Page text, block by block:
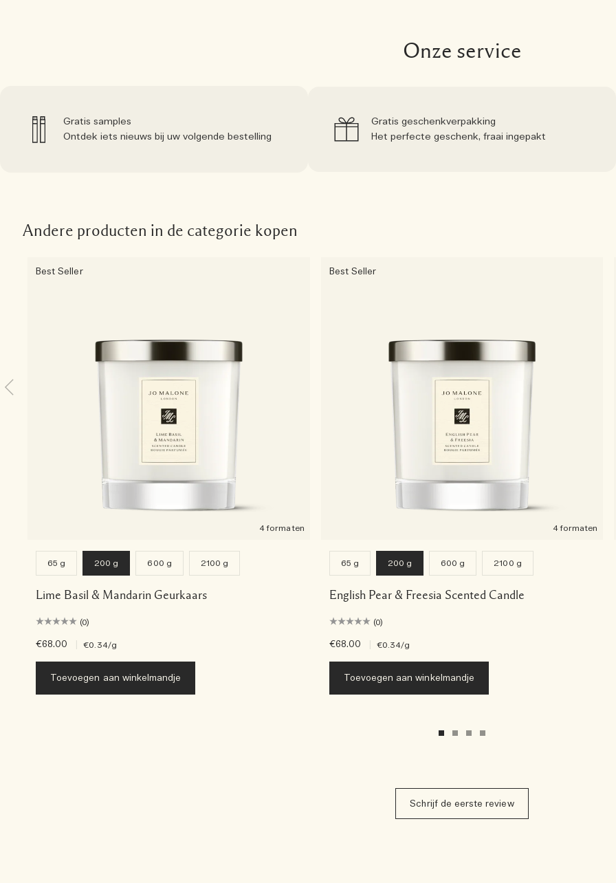
Onze service
Gratis samples
Ontdek iets nieuws bij uw volgende bestelling
Gratis geschenkverpakking
Het perfecte geschenk, fraai ingepakt
Andere producten in de categorie kopen
Best Seller
4 formaten
65 g 200 g 600 g 2100 g
Lime Basil & Mandarin Geurkaars
(0)
€68.00 €0.34/g
Toevoegen aan winkelmandje
Best Seller
4 formaten
65 g 200 g 600 g 2100 g
English Pear & Freesia Scented Candle
(0)
€68.00 €0.34/g
Toevoegen aan winkelmandje
Schrijf de eerste review